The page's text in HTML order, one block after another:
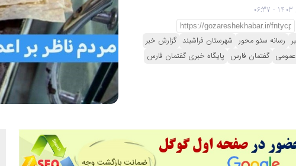
رسانه سئو محور شهرستان فراشبند گزارش خبر
عمومی گفتمان فارس پایگاه خبری گفتمان فارس